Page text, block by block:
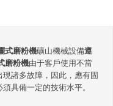
式磨粉機礦山機械設備遵
磨粉機由于客戶使用不當
諸多故障，因此，應有固
具備一定的技術水平。